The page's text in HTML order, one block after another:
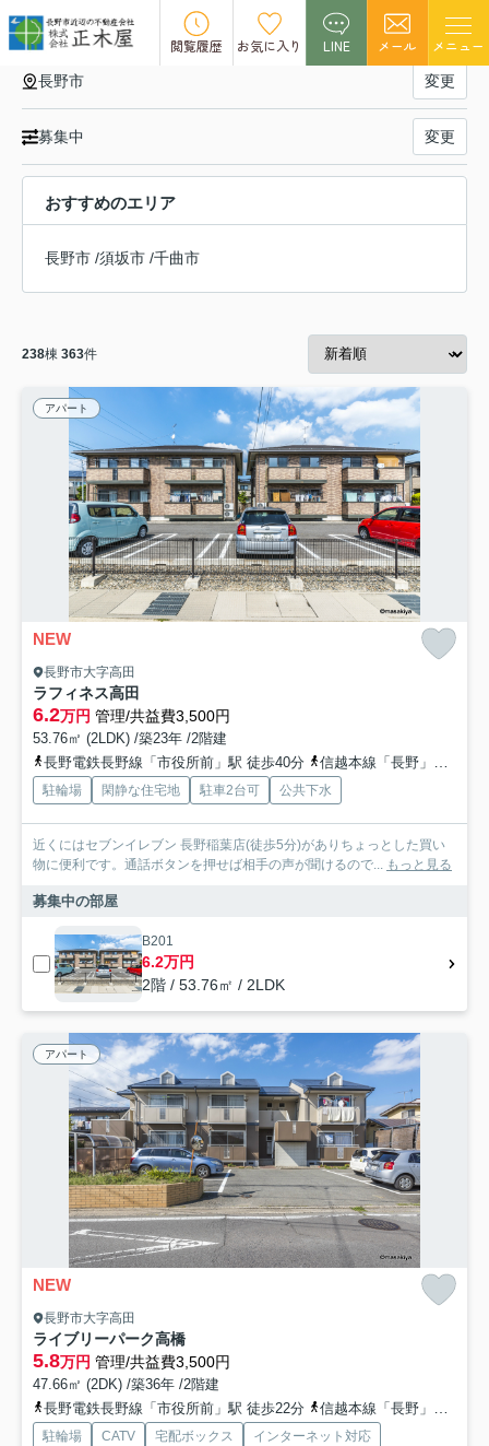
閲覧履歴 お気に入り LINE メール メニュー
長野市の賃貸物件一覧(2ページ目)
長野市 変更
募集中 変更
おすすめのエリア
長野市 /須坂市 /千曲市
238棟 363件
アパート
NEW
長野市大字高田
ラフィネス高田
6.2万円 管理/共益費3,500円
53.76㎡ (2LDK) /築23年 /2階建
長野電鉄長野線「市役所前」駅 徒歩40分
信越本線「長野」駅 徒歩37分
駐輪場 閑静な住宅地 駐車2台可 公共下水
近くにはセブンイレブン 長野稲葉店(徒歩5分)がありちょっとした買い
物に便利です。通話ボタンを押せば相手の声が聞けるので... もっと見る
募集中の部屋
B201
6.2万円
2階 / 53.76㎡ / 2LDK
アパート
NEW
長野市大字高田
ライブリーパーク高橋
5.8万円 管理/共益費3,500円
47.66㎡ (2DK) /築36年 /2階建
長野電鉄長野線「市役所前」駅 徒歩22分
信越本線「長野」駅 徒歩25分
駐輪場 CATV 宅配ボックス
インターネット対応